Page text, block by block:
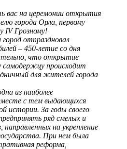
вас на церемонии открытия
города Орла, первому
IV Грозному!
отпраздновал
– 450-летие со дня
что открытие
самодержцу происходит
для жителей города
из наиболее
с тем выдающихся
истории. За годы своего
ряд смелых и
на укрепление
При нем была
реформа,